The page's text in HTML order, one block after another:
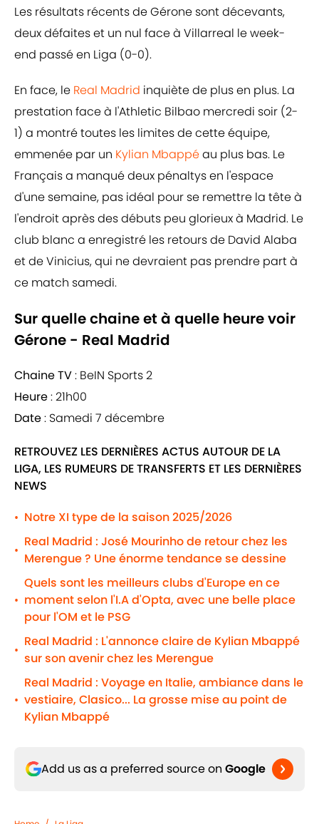
Les résultats récents de Gérone sont décevants,
deux défaites et un nul face à Villarreal le week-
end passé en Liga (0-0).
En face, le Real Madrid inquiète de plus en plus. La
prestation face à l'Athletic Bilbao mercredi soir (2-
1) a montré toutes les limites de cette équipe,
emmenée par un Kylian Mbappéau plus bas. Le
Français a manqué deux pénaltys en l'espace
d'une semaine, pas idéal pour se remettre la tête à
l'endroit après des débuts peu glorieux à Madrid. Le
club blanc a enregistré les retours de David Alaba
et de Vinicius, qui ne devraient pas prendre part à
ce match samedi.
Sur quelle chaine et à quelle heure voir
Gérone - Real Madrid
Chaine TV: BeIN Sports 2
Heure: 21h00
Date: Samedi 7 décembre
RETROUVEZ LES DERNIÈRES ACTUS AUTOUR DE LA
LIGA, LES RUMEURS DE TRANSFERTS ET LES DERNIÈRES
NEWS
• Notre XI type de la saison 2025/2026
•
Real Madrid : José Mourinho de retour chez les
Merengue ? Une énorme tendance se dessine
•
Quels sont les meilleurs clubs d'Europe en ce
moment selon l'I.A d'Opta, avec une belle place
pour l'OM et le PSG
•
Real Madrid : L'annonce claire de Kylian Mbappé
sur son avenir chez les Merengue
•
Real Madrid : Voyage en Italie, ambiance dans le
vestiaire, Clasico... La grosse mise au point de
Kylian Mbappé
Add us as a preferred source on Google